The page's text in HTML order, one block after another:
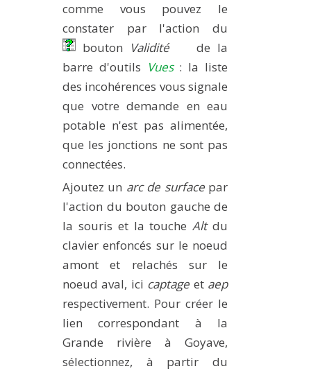
comme vous pouvez le
constater par l'action du
bouton
Validité
de la
barre d'outils Vues: la liste
des incohérences vous signale
que votre demande en eau
potable n'est pas alimentée,
que les jonctions ne sont pas
connectées.
Ajoutez un arc de surfacepar
l'action du bouton gauche de
la souris et la toucheAltdu
clavier enfoncés sur le noeud
amont et relachés sur le
noeud aval, ici captage et aep
respectivement. Pour créer le
lien correspondant à la
Grande rivière à Goyave,
sélectionnez, à partir du